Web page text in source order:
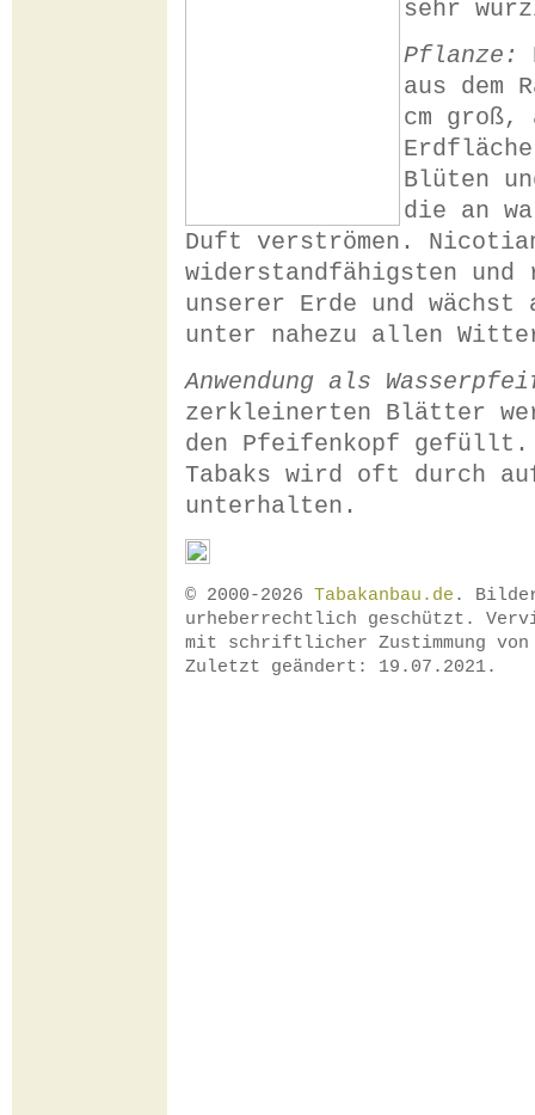
sehr
Pflanze:
aus dem
cm
Blüten
die an
Duft verströmen.
widerstandfähigsten und
unserer Erde und wächst
unter nahezu allen
Anwendung als
zerkleinerten Blätter
den Pfeifenkopf gefüllt.
Tabaks wird oft durch
unterhalten.
© 2000-2026 Tabakanbau.de .
urheberrechtlich geschützt.
mit schriftlicher Zustimmung
Zuletzt geändert: 19.07.2021.